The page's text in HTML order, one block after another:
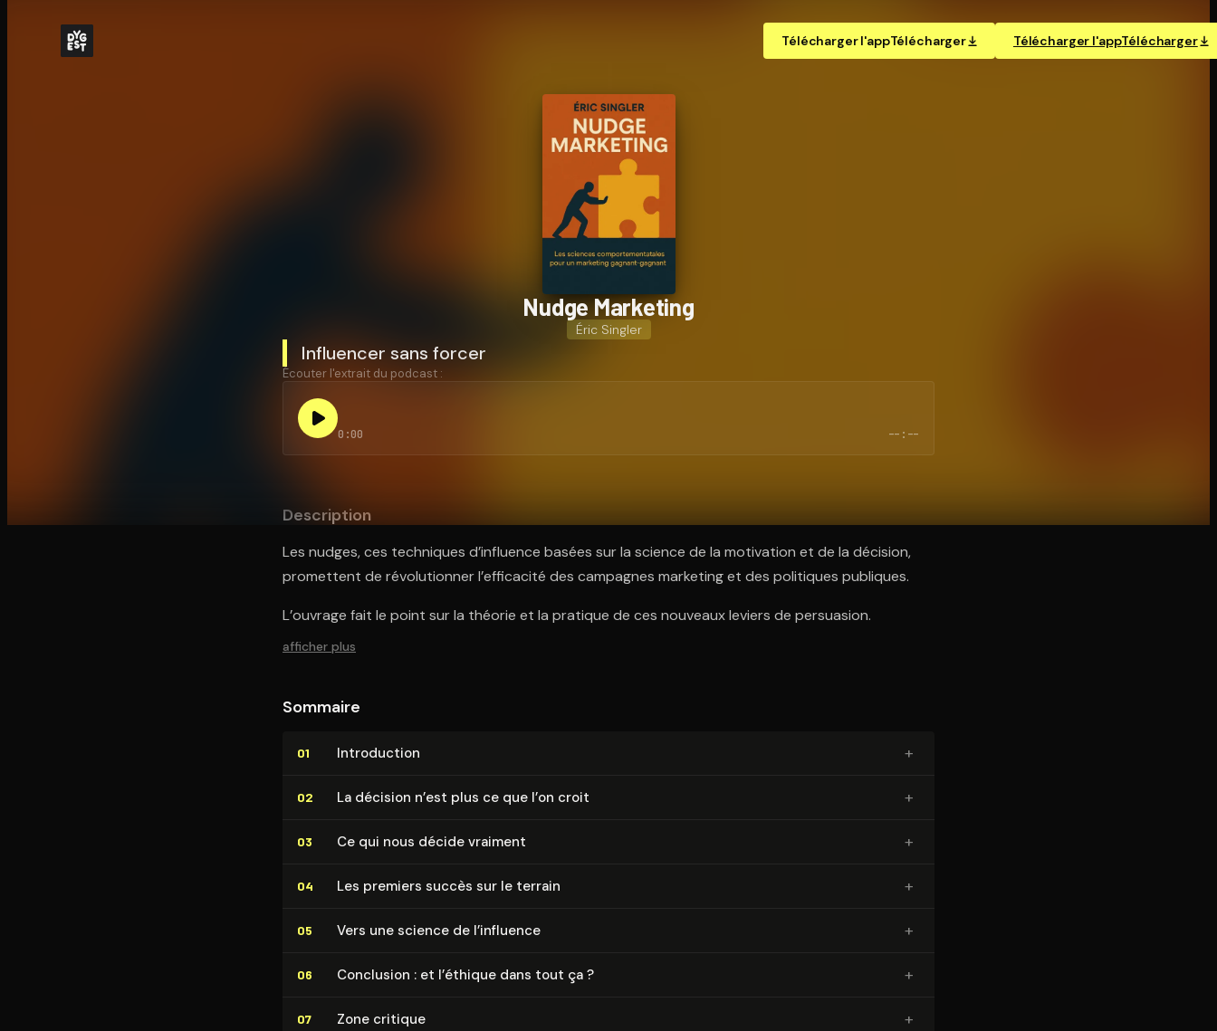
Télécharger l'appTélécharger Télécharger l'appTélécharger
Nudge Marketing
Éric Singler
Influencer sans forcer
Écouter l'extrait du podcast :
0:00 --:--
Description
Les nudges, ces techniques d’influence basées sur la science de la motivation et de la décision,
promettent de révolutionner l’efficacité des campagnes marketing et des politiques publiques.
L’ouvrage fait le point sur la théorie et la pratique de ces nouveaux leviers de persuasion.
afficher plus
Sommaire
01 In­tro­duc­tion +
02 La décision n’est plus ce que l’on croit +
03 Ce qui nous décide vraiment +
04 Les premiers succès sur le terrain +
05 Vers une science de l’influence +
06 Conclusion : et l’éthique dans tout ça ? +
07 Zone critique +